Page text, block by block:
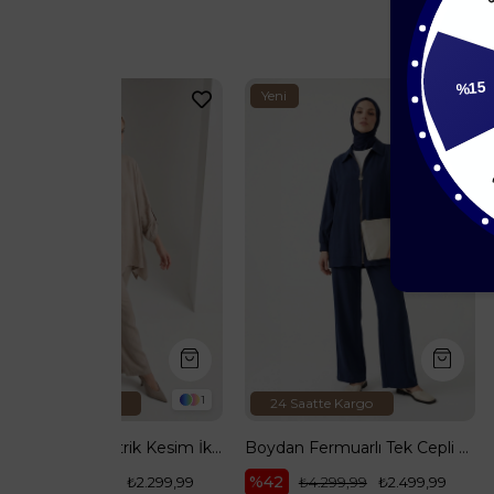
24 Saatte Kargo
Boydan Fermuarlı Tek Cepli Pantolonlu İkili Takım İndigo 26YT697
%42
₺2.499,99
₺4.299,99
24 Saatte Kargo
Yeni
Ürün
%32
₺3.699,90